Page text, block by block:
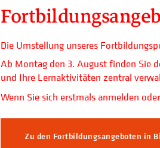
Die Umstellung unseres
Ab Montag den 3. August finden Sie
und Ihre Lernaktivitäten zentral
Wenn Sie sich erstmals anmelden
Zu den Fortbildungsangeboten in